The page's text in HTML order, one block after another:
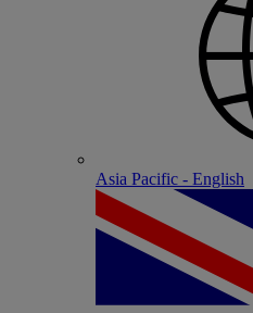
Asia Pacific - English